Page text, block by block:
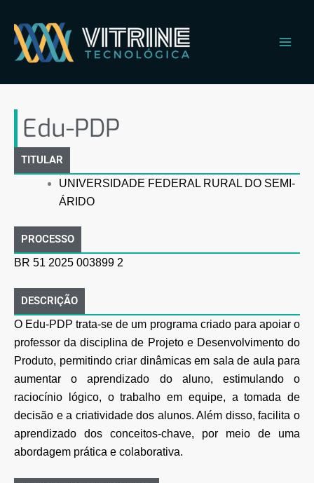
para
conteúdo
Edu-PDP
TITULAR
UNIVERSIDADE FEDERAL RURAL DO SEMI-
ÁRIDO
PROCESSO
BR 51 2025 003899 2
DESCRIÇÃO
O Edu-PDP trata-se de um programa criado para apoiar o
professor da disciplina de Projeto e Desenvolvimento do
Produto, permitindo criar dinâmicas em sala de aula para
aumentar o aprendizado do aluno, estimulando o
raciocínio lógico, o trabalho em equipe, a tomada de
decisão e a criatividade dos alunos. Além disso, facilita o
aprendizado dos conceitos-chave, por meio de uma
abordagem prática e colaborativa.